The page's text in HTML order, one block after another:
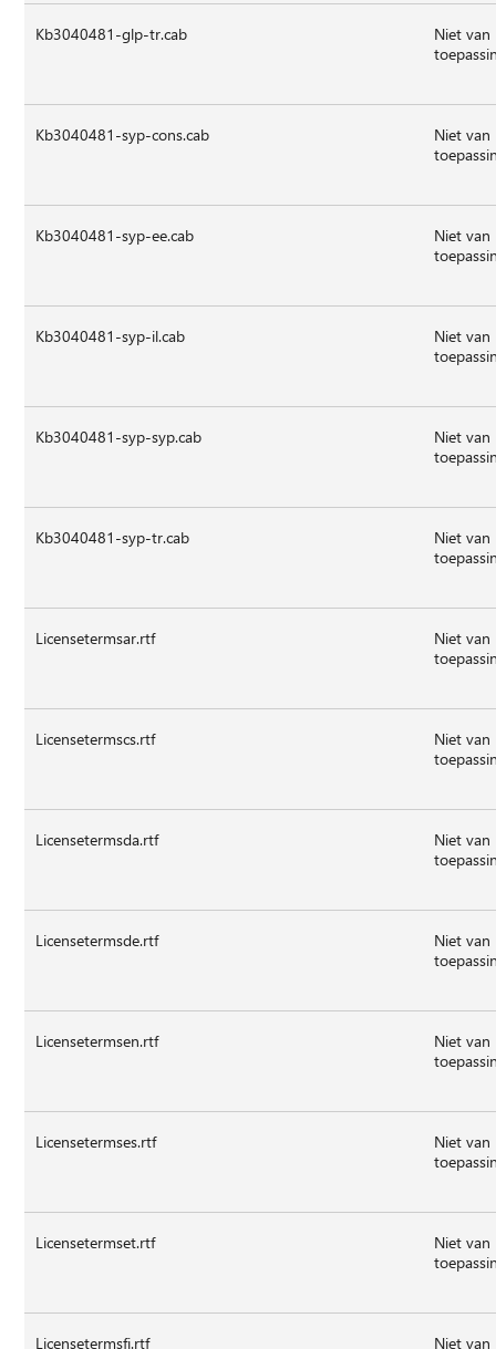
Kb3040481-glp-tr.cab
Niet van
Kb3040481-syp-cons.cab
Niet van
Kb3040481-syp-ee.cab
Niet van
Kb3040481-syp-il.cab
Niet van
Kb3040481-syp-syp.cab
Niet van
Kb3040481-syp-tr.cab
Niet van
Licensetermsar.rtf
Niet van
Licensetermscs.rtf
Niet van
Licensetermsda.rtf
Niet van
Licensetermsde.rtf
Niet van
Licensetermsen.rtf
Niet van
Licensetermses.rtf
Niet van
Licensetermset.rtf
Niet van
Licensetermsfi.rtf Niet van